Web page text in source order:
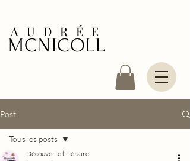
AUDRÉE
MCNICOLL
Post
Tous les posts
Découverte littéraire